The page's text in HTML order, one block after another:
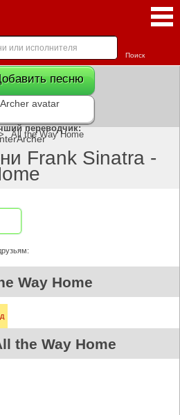
песню
переводчик:
All the Way Home
Frank Sinatra -
Way Home
the Way Home